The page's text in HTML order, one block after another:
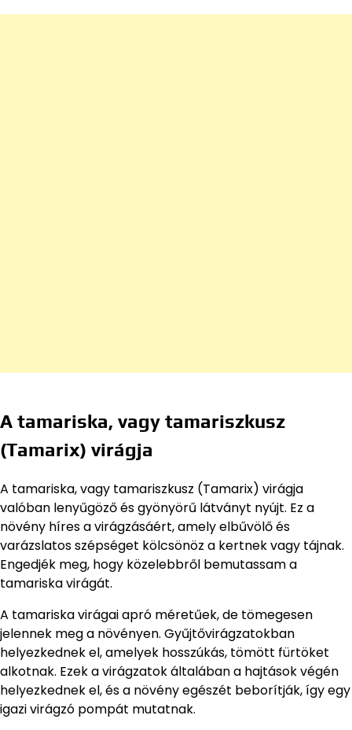
A tamariska, vagy tamariszkusz
(Tamarix) virágja
A tamariska, vagy tamariszkusz (Tamarix) virágja
valóban lenyűgöző és gyönyörű látványt nyújt. Ez a
növény híres a virágzásáért, amely elbűvölő és
varázslatos szépséget kölcsönöz a kertnek vagy tájnak.
Engedjék meg, hogy közelebbről bemutassam a
tamariska virágát.
A tamariska virágai apró méretűek, de tömegesen
jelennek meg a növényen. Gyűjtővirágzatokban
helyezkednek el, amelyek hosszúkás, tömött fürtöket
alkotnak. Ezek a virágzatok általában a hajtások végén
helyezkednek el, és a növény egészét beborítják, így egy
igazi virágzó pompát mutatnak.